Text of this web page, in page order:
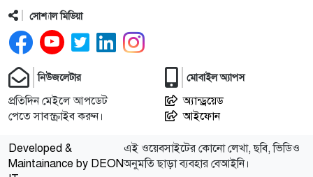
দাবানলের ধোঁয়ায় ঢেকেছে নিউজার্সির আকাশ, বিশ্বকাপের
ফাইনাল নিয়ে উদ্বেগ
১২
ফিফার বাড়তি সুবিধা পাওয়া নিয়ে যা বললেন মেসি
১৩
প্রধানমন্ত্রীর
১৪
সোশ্যাল মিডিয়া
নিউজলেটার
প্রতিদিন মেইলে আপডেট
পেতে সাবস্ক্রাইব করুন।
মোবাইল অ্যাপস
অ্যান্ড্রয়েড
আইফোন
Developed &
Maintainance by DEON
এই ওয়েবসাইটের কোনো লেখা, ছবি, ভিডিও
অনুমতি ছাড়া ব্যবহার বেআইনি।